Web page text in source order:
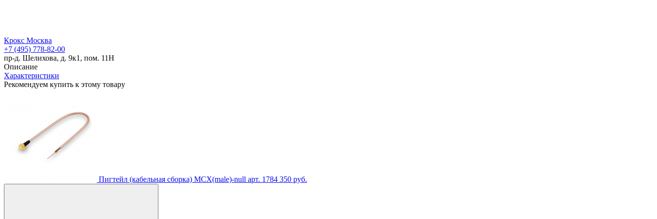
Крокс Москва
+7 (495) 778-82-00
пр-д. Шелихова, д. 9к1, пом. 11Н
Описание
Характеристики
Рекомендуем купить к этому товару
Пигтейл (кабельная сборка) MCX(male)-null арт. 1784 350 руб.